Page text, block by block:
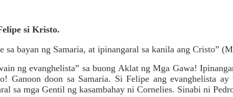
si Kristo.
sa bayan ng Samaria, at ipinangaral sa kanila ang Cristo”
ng evanghelista” sa buong Aklat ng Mga Gawa!
Ganoon doon sa Samaria. Si Felipe ang evanghelista ay
sa mga Gentil ng kasambahay ni Cornelies. Sinabi ni